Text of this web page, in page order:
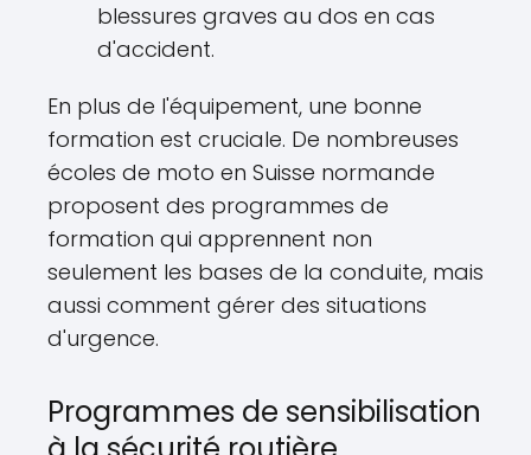
blessures graves au dos en cas
d'accident.
En plus de l'équipement, une bonne
formation est cruciale. De nombreuses
écoles de moto en Suisse normande
proposent des programmes de
formation qui apprennent non
seulement les bases de la conduite, mais
aussi comment gérer des situations
d'urgence.
Programmes de sensibilisation